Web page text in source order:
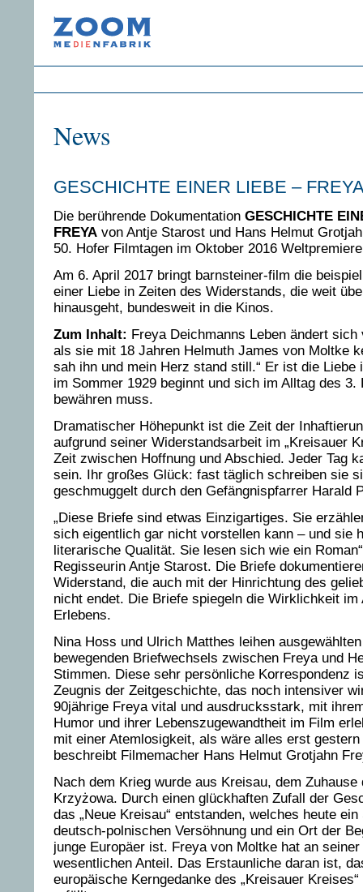
News
GESCHICHTE EINER LIEBE –
Die berührende Dokumentation GESCHICHTE
FREYA von Antje Starost und Hans Helmut
50. Hofer Filmtagen im Oktober 2016
Am 6. April 2017 bringt barnsteiner-film die
einer Liebe in Zeiten des Widerstands, die weit
hinausgeht, bundesweit in die Kinos.
Zum Inhalt: Freya Deichmanns Leben ändert sich
als sie mit 18 Jahren Helmuth James von Moltke
sah ihn und mein Herz stand still.“ Er ist die Liebe
im Sommer 1929 beginnt und sich im Alltag des 3.
bewähren muss.
Dramatischer Höhepunkt ist die Zeit der
aufgrund seiner Widerstandsarbeit im „Kreisauer
Zeit zwischen Hoffnung und Abschied. Jeder Tag
sein. Ihr großes Glück: fast täglich schreiben sie
geschmuggelt durch den Gefängnispfarrer Harald
„Diese Briefe sind etwas Einzigartiges. Sie
sich eigentlich gar nicht vorstellen kann – und sie
literarische Qualität. Sie lesen sich wie ein
Regisseurin Antje Starost. Die Briefe
Widerstand, die auch mit der Hinrichtung des
nicht endet. Die Briefe spiegeln die Wirklichkeit im
Erlebens.
Nina Hoss und Ulrich Matthes leihen
bewegenden Briefwechsels zwischen Freya und
Stimmen. Diese sehr persönliche Korrespondenz
Zeugnis der Zeitgeschichte, das noch intensiver
90jährige Freya vital und ausdrucksstark, mit
Humor und ihrer Lebenszugewandtheit im Film
mit einer Atemlosigkeit, als wäre alles erst gestern
beschreibt Filmemacher Hans Helmut Grotjahn
Nach dem Krieg wurde aus Kreisau, dem
Krzyżowa. Durch einen glückhaften Zufall der
das „Neue Kreisau“ entstanden, welches heute
deutsch-polnischen Versöhnung und ein Ort der
junge Europäer ist. Freya von Moltke hat an
wesentlichen Anteil. Das Erstaunliche daran ist,
europäische Kerngedanke des „Kreisauer